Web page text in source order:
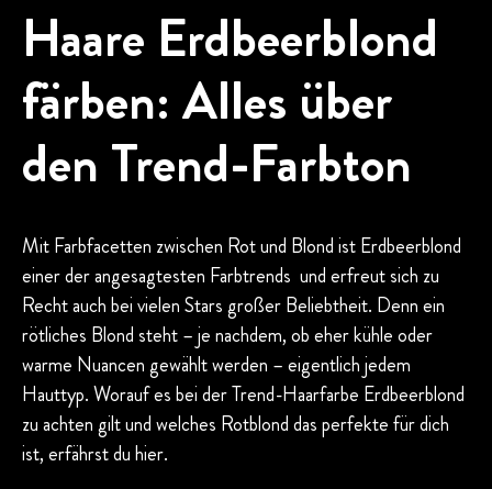
Haare Erdbeerblond
färben: Alles über
den Trend-Farbton
Mit Farbfacetten zwischen Rot und Blond ist Erdbeerblond
einer der angesagtesten Farbtrends und erfreut sich zu
Recht auch bei vielen Stars großer Beliebtheit. Denn ein
rötliches Blond steht – je nachdem, ob eher kühle oder
warme Nuancen gewählt werden – eigentlich jedem
Hauttyp. Worauf es bei der Trend-Haarfarbe Erdbeerblond
zu achten gilt und welches Rotblond das perfekte für dich
ist, erfährst du hier.